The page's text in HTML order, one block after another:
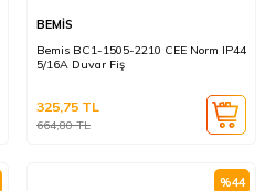
BEMİS
Bemis BC1-1505-2210 CEE Norm IP44
5/16A Duvar Fiş
664,80TL
325,75 TL
%44